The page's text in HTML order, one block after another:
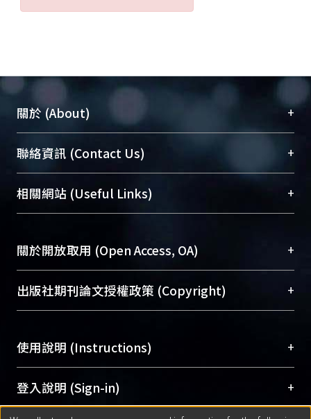
關於 (About) +
臺大位居世界頂尖大學之列，為永久珍藏及向國際
展現本校豐碩的研究成果及學術能量，圖書館整合
機構典藏（NTUR）與學術庫（AH）不同功能平
台，成為臺大學術典藏NTU scholars。期能整合研
成果。
To permanently archive and promote researcher
profiles and scholarly works, Library integrates the
services of “NTU Repository” with “Academic
聯絡資訊 (Contact Us) +
總館學科館員(Main Library)
醫學圖書館學科館員(Medical Library)
Sciences Library)
相關網站 (Useful Links) +
關於開放取用 (Open Access, OA) +
開放取用是從使用者角度提升資訊取用性的社會運
動，應用在學術研究上是透過將研究著作公開供使
用逐年攀升。同時可加速研究發展、提升研究影響
Archive）平台。 （點選深入了解OA）
出版社期刊論文授權政策 (Copyright) +
含部分內容的版權非匯入者所有，或由第三方贊
助與合作完成，請確認該版權所有者及第三方同
意提供此授權。
Please represent that the submission is your
使用說明 (Instructions) +
網站簡介(Quickstart Guide)
使用手冊(Instruction Manual)
登入說明 (Sign-in) +